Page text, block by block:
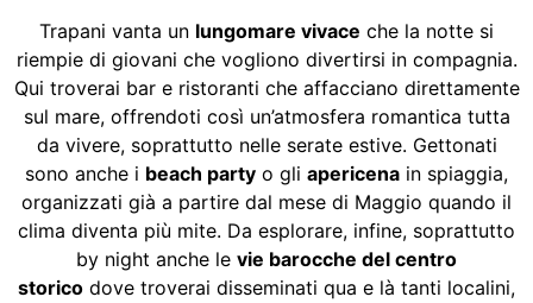
Trapani vanta un lungomare vivace che la notte si
riempie di giovani che vogliono divertirsi in compagnia.
Qui troverai bar e ristoranti che affacciano direttamente
sul mare, offrendoti così un’atmosfera romantica tutta
da vivere, soprattutto nelle serate estive. Gettonati
sono anche i beach party o gli apericena in spiaggia,
organizzati già a partire dal mese di Maggio quando il
clima diventa più mite. Da esplorare, infine, soprattutto
by night anche le vie barocche del centro
storico dove troverai disseminati qua e là tanti localini,